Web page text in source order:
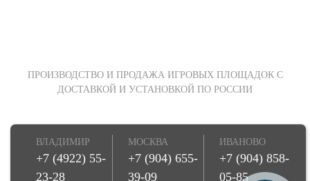
ПРОИЗВОДСТВО И ПРОДАЖА ИГРОВЫХ ПЛОЩАДОК С
ДОСТАВКОЙ И УСТАНОВКОЙ ПО РОССИИ
ВЛАДИМИР
+7 (4922) 55-
23-28
МОСКВА
+7 (904) 655-
39-09
ИВАНОВО
+7 (904) 858-
05-85